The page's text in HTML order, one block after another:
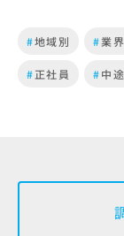
#地域別 #業
#正社員 #中